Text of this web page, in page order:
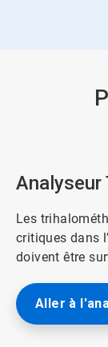
Analyseur
Les
critiques dans
doivent être
Aller à